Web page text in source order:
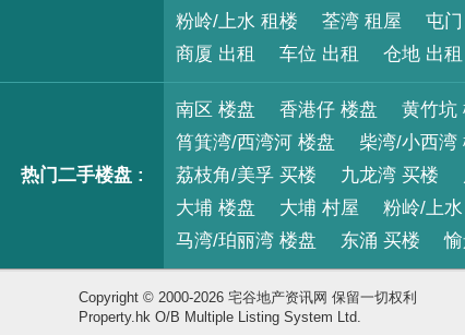
粉岭/上水 租楼
荃湾 租屋 屯
商厦 出租
车位 出租 仓地 出租
热门二手楼盘 :
南区 楼盘 香港仔 楼盘 黄竹坑
筲箕湾/西湾河 楼盘
柴湾/小西湾
荔枝角/美孚 买楼
九龙湾 买楼
大埔 楼盘
大埔 村屋 粉岭/上
马湾/珀丽湾 楼盘
东涌 买楼
Copyright © 2000-2026 宅谷地产资讯网 保留一切权利
Property.hk O/B Multiple Listing System Ltd.